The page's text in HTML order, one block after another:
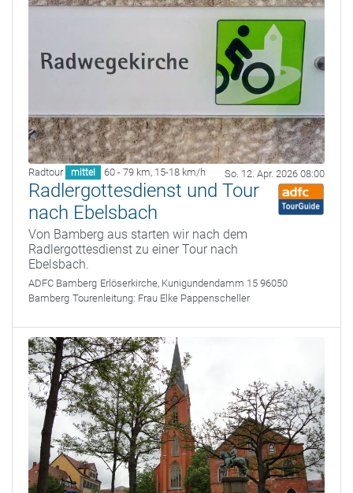
Radtour mittel 60 - 79 km, 15-18 km/h So. 12. Apr. 2026 08:00
Radlergottesdienst und Tour
nach Ebelsbach
Von Bamberg aus starten wir nach dem
Radlergottesdienst zu einer Tour nach
Ebelsbach.
ADFC Bamberg Erlöserkirche, Kunigundendamm 15 96050
Bamberg Tourenleitung: Frau Elke Pappenscheller